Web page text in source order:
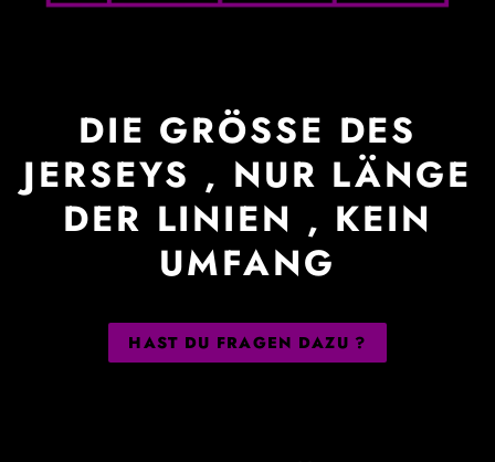
DIE GRÖSSE DES J
ERSEYS , NUR LÄNGE D
ER LINIEN , KEIN U
MFANG
HAST DU FRAGEN DAZU ?